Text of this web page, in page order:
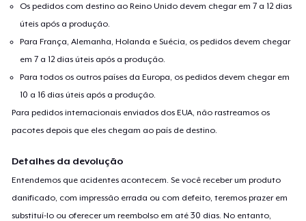
Os pedidos com destino ao Reino Unido devem chegar em 7 a 12 dias
úteis após a produção.
Para França, Alemanha, Holanda e Suécia, os pedidos devem chegar
em 7 a 12 dias úteis após a produção.
Para todos os outros países da Europa, os pedidos devem chegar em
10 a 16 dias úteis após a produção.
Para pedidos internacionais enviados dos EUA, não rastreamos os
pacotes depois que eles chegam ao país de destino.
Detalhes da devolução
Entendemos que acidentes acontecem. Se você receber um produto
danificado, com impressão errada ou com defeito, teremos prazer em
substituí-lo ou oferecer um reembolso em até 30 dias. No entanto,